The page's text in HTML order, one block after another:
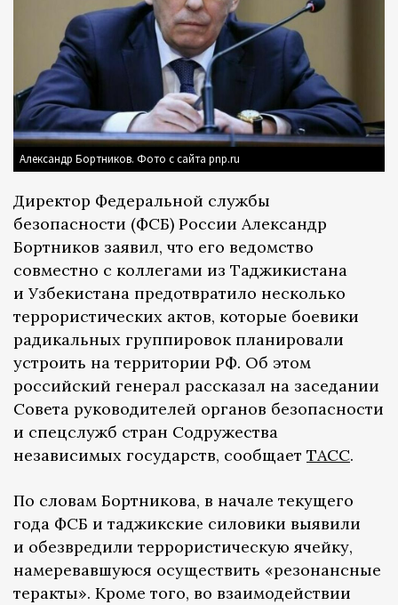
Александр Бортников. Фото с сайта pnp.ru
Директор Федеральной службы
безопасности (ФСБ) России Александр
Бортников заявил, что его ведомство
совместно с коллегами из Таджикистана
и Узбекистана предотвратило несколько
террористических актов, которые боевики
радикальных группировок планировали
устроить на территории РФ. Об этом
российский генерал рассказал на заседании
Совета руководителей органов безопасности
и спецслужб стран Содружества
независимых государств, сообщает ТАСС.
По словам Бортникова, в начале текущего
года ФСБ и таджикские силовики выявили
и обезвредили террористическую ячейку,
намеревавшуюся осуществить «резонансные
теракты». Кроме того, во взаимодействии